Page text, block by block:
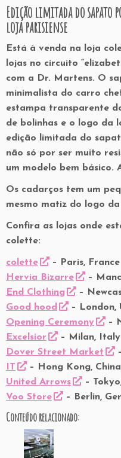
Edição limitada do sapato
loja parisiense
Está à venda na loja
lojas no circuito
com a Dr. Martens. O
minimalista do carro
estampa transparente
de bolinhas e o logo da
edição limitada do
não só por ser muito
um modelo bem básico.
Os cadarços tem um
mesmo matiz do logo
Confira as lojas onde
colette:
colette
– Paris, France
Hervia Bizarre
–
End Clothing
–
Good hood
– London,
Opening Ceremony
–
Excelsior
– Milan, Italy
Dover Street Market
IT
– Hong Kong, China
United Arrows
–
Voo Store
– Berlin,
Conteúdo relacionado: